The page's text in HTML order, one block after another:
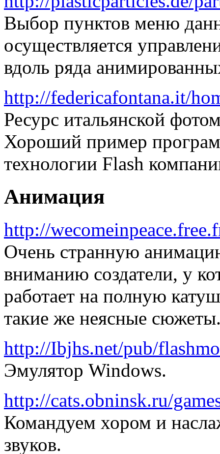
Выбор пунктов меню
осуществляется
вдоль ряда
http://federicafontana.it/
Ресурс итальянской
Хороший пример
технологии Flash
Анимация
http://
Очень странную
вниманию создатели, у
работает на полную
такие же неясные
http://Ibjhs.net/pub/
Эмулятор Windows.
http://cats.obninsk.ru/
Командуем хором и
звуков.